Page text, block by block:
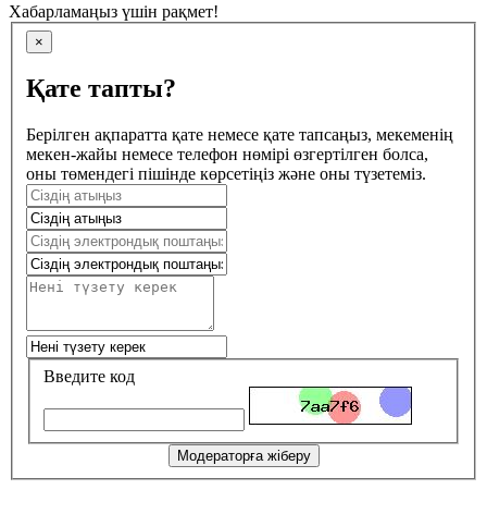
Хабарламаңыз үшін рақмет!
×
Қате тапты?
Берілген ақпаратта қате немесе қате тапсаңыз, мекеменің
мекен-жайы немесе телефон нөмірі өзгертілген болса,
оны төмендегі пішінде көрсетіңіз және оны түзетеміз.
Введите код
Модераторға жіберу